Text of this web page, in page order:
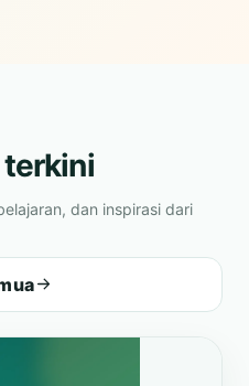
dan inspirasi dari